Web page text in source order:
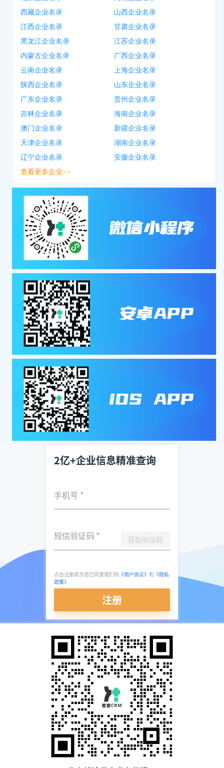
西藏企业名录
山西企业名录
江西企业名录
甘肃企业名录
黑龙江企业名录
江苏企业名录
内蒙古企业名录
广西企业名录
云南企业名录
上海企业名录
陕西企业名录
山东企业名录
广东企业名录
贵州企业名录
吉林企业名录
海南企业名录
澳门企业名录
新疆企业名录
天津企业名录
湖南企业名录
辽宁企业名录
安徽企业名录
查看更多企业>>
2亿+企业信息精准查询
手机号 *
短信验证码 * 获取验证码
点击注册表示您已同意我们的 《用户协议》 和 《隐私
政策》
注册